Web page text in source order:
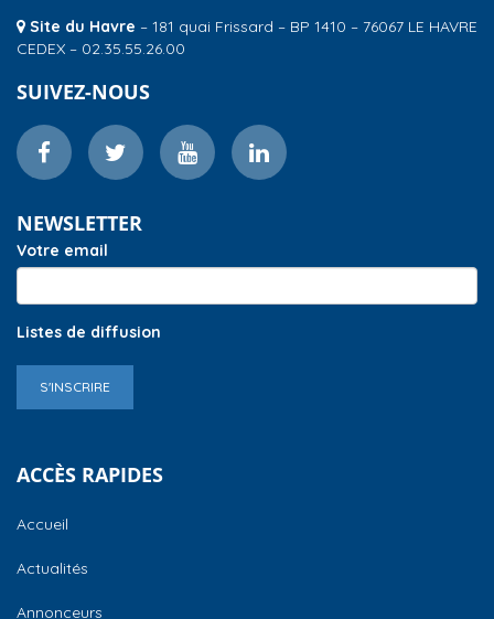
Site du Havre – 181 quai Frissard – BP 1410 – 76067 LE HAVRE
CEDEX – 02.35.55.26.00
SUIVEZ-NOUS
NEWSLETTER
Votre email
Listes de diffusion
S'INSCRIRE
ACCÈS RAPIDES
Accueil
Actualités
Annonceurs